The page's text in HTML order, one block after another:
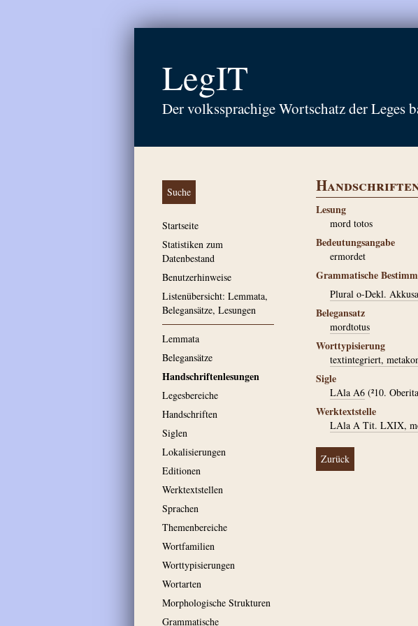
LegIT
Der volkssprachige Wortschatz der Leges
Suche
Startseite
Statistiken zum
Datenbestand
Benutzerhinweise
Listenübersicht: Lemmata,
Belegansätze, Lesungen
Lemmata
Belegansätze
Handschriftenlesungen
Legesbereiche
Handschriften
Siglen
Lokalisierungen
Editionen
Werktextstellen
Sprachen
Themenbereiche
Wortfamilien
Worttypisierungen
Wortarten
Morphologische Strukturen
Grammatische
Lesung
mord totos
Bedeutungsangabe
ermordet
Grammatische
Plural o-Dekl.
Belegansatz
mordtotus
Worttypisierung
textintegriert,
Sigle
LAla A6 (²10.
Werktextstelle
LAla A Tit. LXIX,
Zurück